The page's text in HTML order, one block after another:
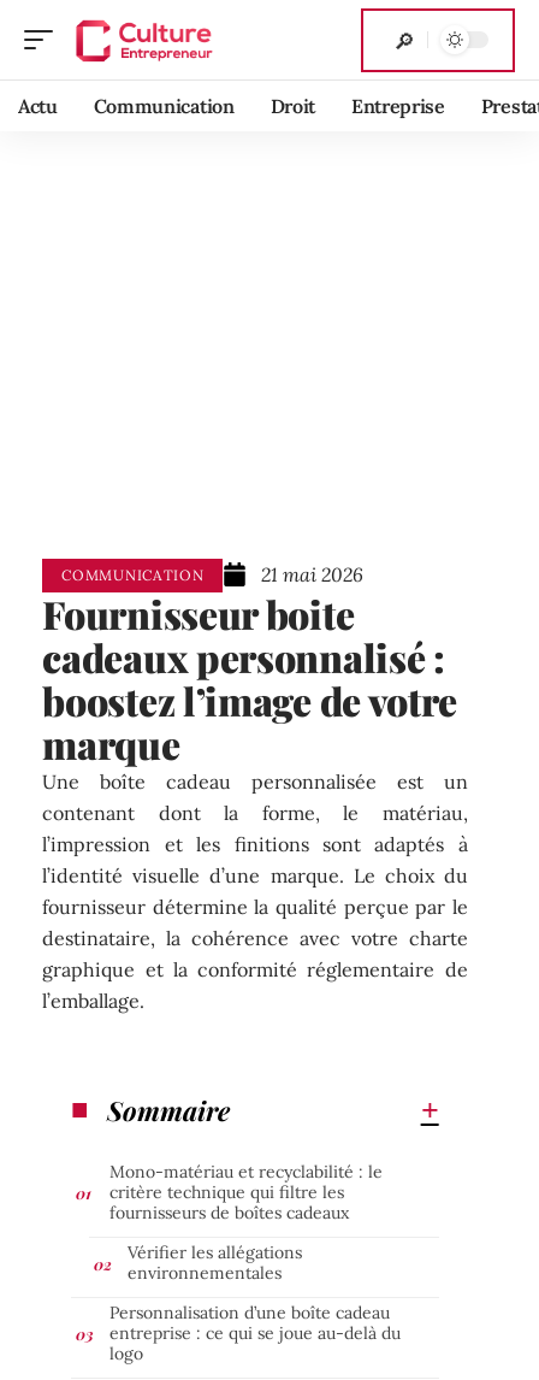
Actu Communication Droit Entreprise
COMMUNICATION 21 mai 2026
Fournisseur boite
cadeaux personnalisé :
boostez l’image de votre
marque
Une boîte cadeau personnalisée est un
contenant dont la forme, le matériau,
l’impression et les finitions sont adaptés à
l’identité visuelle d’une marque. Le choix du
fournisseur détermine la qualité perçue par le
destinataire, la cohérence avec votre charte
graphique et la conformité réglementaire de
l’emballage.
Sommaire
Mono-matériau et recyclabilité : le
critère technique qui filtre les
fournisseurs de boîtes cadeaux
Vérifier les allégations
environnementales
Personnalisation d’une boîte cadeau
entreprise : ce qui se joue au-delà du
logo